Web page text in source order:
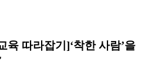
육 따라잡기]‘착한 사람’을